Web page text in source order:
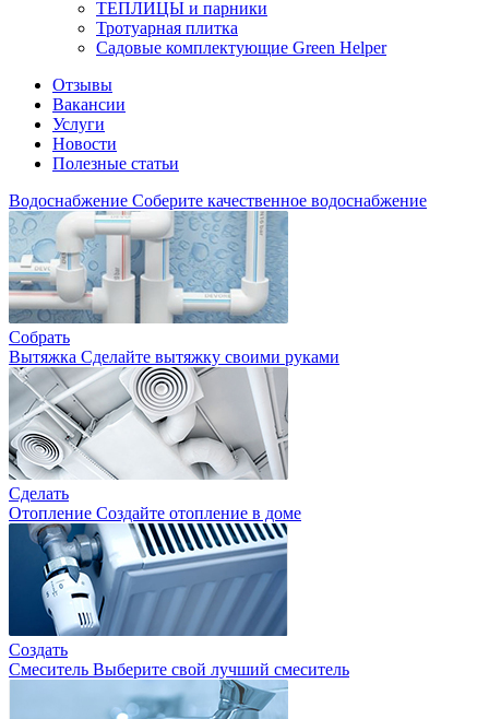
ТЕПЛИЦЫ и парники
Тротуарная плитка
Садовые комплектующие Green Helper
Отзывы
Вакансии
Услуги
Новости
Полезные статьи
Водоснабжение Соберите качественное водоснабжение
Собрать
Вытяжка Сделайте вытяжку своими руками
Сделать
Отопление Создайте отопление в доме
Создать
Смеситель Выберите свой лучший смеситель